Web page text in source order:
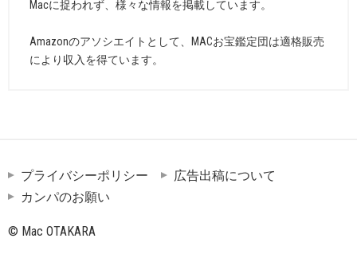
Macに捉われず、様々な情報を掲載しています。
Amazonのアソシエイトとして、MACお宝鑑定団は適格販売
により収入を得ています。
プライバシーポリシー
広告出稿について
カンパのお願い
© Mac OTAKARA